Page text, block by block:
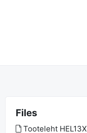
Files
Tooteleht